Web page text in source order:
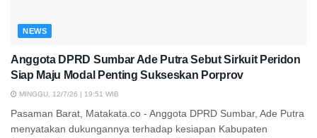
NEWS
Anggota DPRD Sumbar Ade Putra Sebut Sirkuit Peridon
Siap Maju Modal Penting Sukseskan Porprov
MINGGU, 12/7/26 | 19:51 WIB
Pasaman Barat, Matakata.co - Anggota DPRD Sumbar, Ade Putra
menyatakan dukungannya terhadap kesiapan Kabupaten